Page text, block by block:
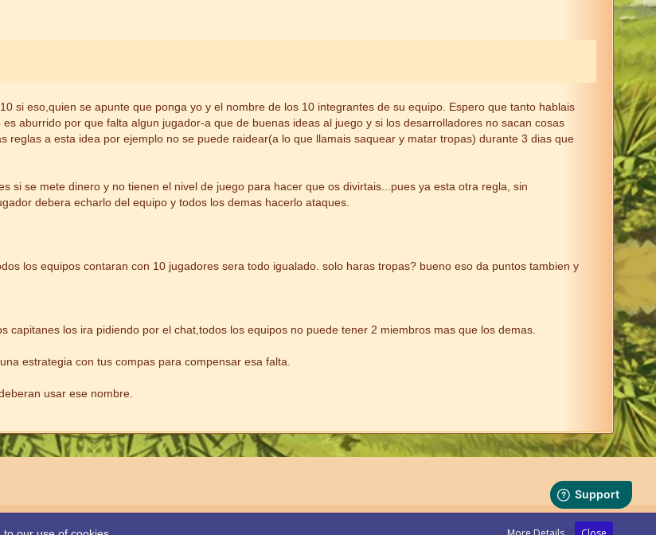
si eso,quien se apunte que ponga yo y el nombre de los 10 integrantes de su equipo. Espero que tanto hablais
aburrido por que falta algun jugador-a que de buenas ideas al juego y si los desarrolladores no sacan cosas
reglas a esta idea por ejemplo no se puede raidear(a lo que llamais saquear y matar tropas) durante 3 dias que
si se mete dinero y no tienen el nivel de juego para hacer que os divirtais...pues ya esta otra regla, sin
debera echarlo del equipo y todos los demas hacerlo ataques.
los equipos contaran con 10 jugadores sera todo igualado. solo haras tropas? bueno eso da puntos tambien y
los ira pidiendo por el chat,todos los equipos no puede tener 2 miembros mas que los demas.
estrategia con tus compas para compensar esa falta.
usar ese nombre.
Powered by